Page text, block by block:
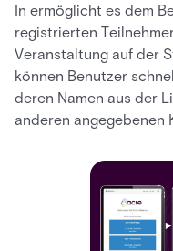
In ermöglicht es dem
registrierten
Veranstaltung auf der
können Benutzer
deren Namen aus der
anderen angegebenen